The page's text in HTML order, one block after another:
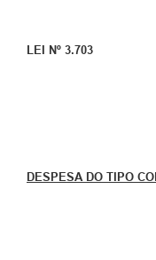
LEI Nº 3.703
DESPESA DO TIPO